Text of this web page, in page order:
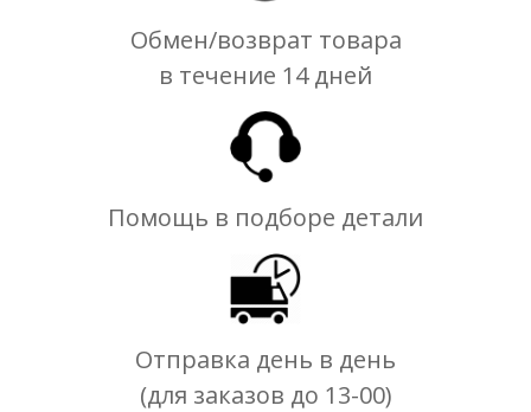
Обмен/возврат товара
в течение 14 дней
Помощь в подборе детали
Отправка день в день
(для заказов до 13-00)